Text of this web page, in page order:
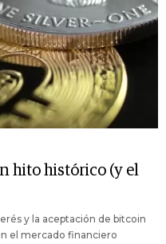
hito histórico (y el
y la aceptación de bitcoin
el mercado financiero